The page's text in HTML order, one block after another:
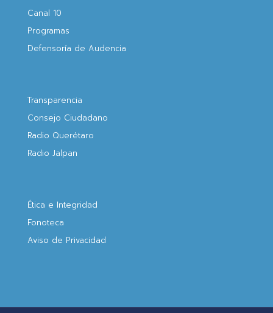
Canal 10
Programas
Defensoría de Audencia
Transparencia
Consejo Ciudadano
Radio Querétaro
Radio Jalpan
Ética e Integridad
Fonoteca
Aviso de Privacidad